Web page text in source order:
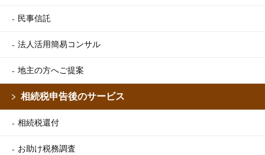
民事信託
法人活用簡易コンサル
地主の方へご提案
相続税申告後のサービス
相続税還付
お助け税務調査